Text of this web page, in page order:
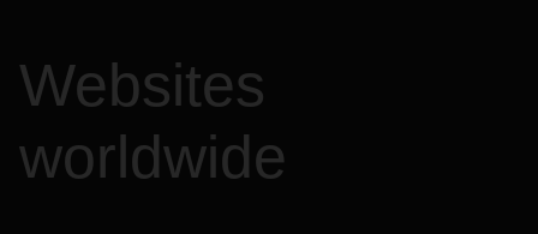
Websites
worldwide